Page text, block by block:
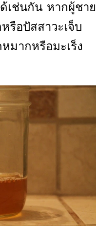
เช่นกัน หากผู้ชาย
รือปัสสาวะเจ็บ
มากหรือมะเร็ง